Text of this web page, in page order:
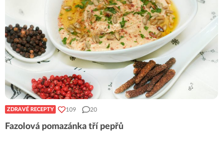
ZDRAVÉ RECEPTY 109 20
Fazolová pomazánka tří pepřů